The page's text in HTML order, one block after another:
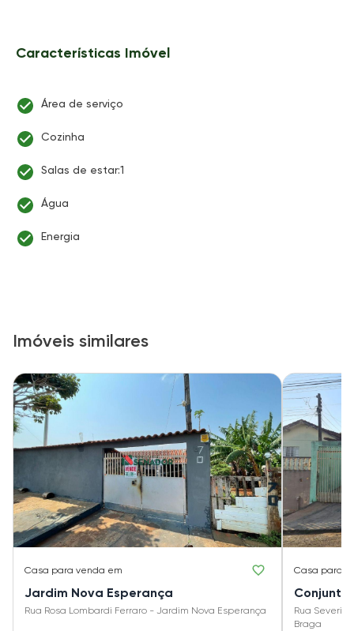
Características Imóvel
Área de serviço
Cozinha
Salas de estar:1
Água
Energia
Imóveis similares
Casa para venda em
Jardim Nova Esperança
Rua Rosa Lombardi Ferraro - Jardim Nova Esperança
Casa para
Conjunto
Rua
Braga